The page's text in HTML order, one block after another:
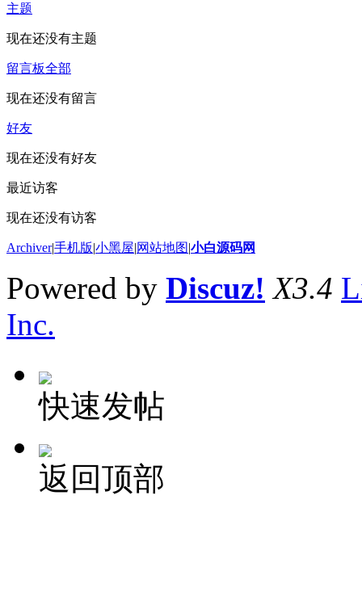
主题
现在还没有主题
留言板全部
现在还没有留言
好友
现在还没有好友
最近访客
现在还没有访客
Archiver|手机版|小黑屋|网站地图|小白源码网
Powered by Discuz! X3.4
Inc.
快速发帖
返回顶部